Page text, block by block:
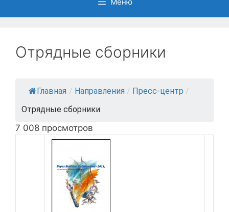
Отрядные сборники
Главная / Направления / Пресс-центр /
Отрядные сборники
7 008 просмотров